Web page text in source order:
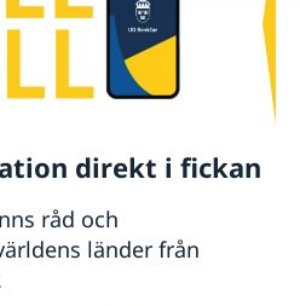
direkt i fickan
råd och
länder från